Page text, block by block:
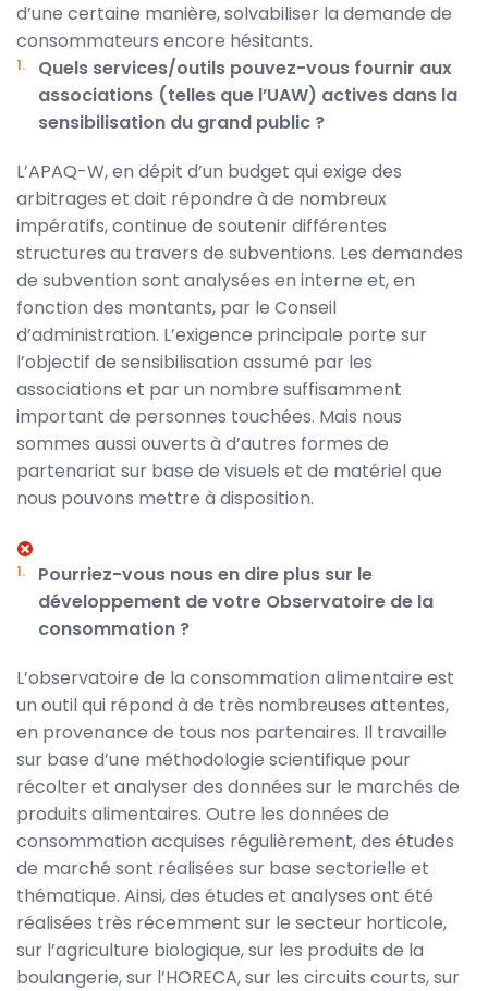
d’une certaine manière, solvabiliser la demande de
consommateurs encore hésitants.
Quels services/outils pouvez-vous fournir aux
associations (telles que l’UAW) actives dans la
sensibilisation du grand public ?
L’APAQ-W, en dépit d’un budget qui exige des
arbitrages et doit répondre à de nombreux
impératifs, continue de soutenir différentes
structures au travers de subventions. Les demandes
de subvention sont analysées en interne et, en
fonction des montants, par le Conseil
d’administration. L’exigence principale porte sur
l’objectif de sensibilisation assumé par les
associations et par un nombre suffisamment
important de personnes touchées. Mais nous
sommes aussi ouverts à d’autres formes de
partenariat sur base de visuels et de matériel que
nous pouvons mettre à disposition.
Pourriez-vous nous en dire plus sur le
développement de votre Observatoire de la
consommation ?
L’observatoire de la consommation alimentaire est
un outil qui répond à de très nombreuses attentes,
en provenance de tous nos partenaires. Il travaille
sur base d’une méthodologie scientifique pour
récolter et analyser des données sur le marchés de
produits alimentaires. Outre les données de
consommation acquises régulièrement, des études
de marché sont réalisées sur base sectorielle et
thématique. Ainsi, des études et analyses ont été
réalisées très récemment sur le secteur horticole,
sur l’agriculture biologique, sur les produits de la
boulangerie, sur l’HORECA, sur les circuits courts, sur